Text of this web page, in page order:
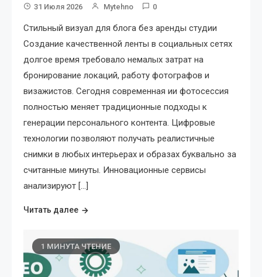
31 Июля 2026 Mytehno 0
Стильный визуал для блога без аренды студии
Создание качественной ленты в социальных сетях
долгое время требовало немалых затрат на
бронирование локаций, работу фотографов и
визажистов. Сегодня современная ии фотосессия
полностью меняет традиционные подходы к
генерации персонального контента. Цифровые
технологии позволяют получать реалистичные
снимки в любых интерьерах и образах буквально за
считанные минуты. Инновационные сервисы
анализируют […]
Читать далее
1 МИНУТА ЧТЕНИЕ